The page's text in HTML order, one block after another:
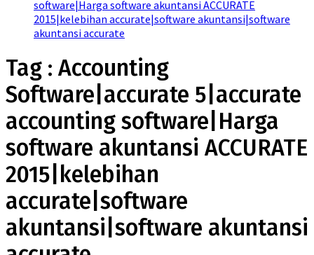
software|Harga software akuntansi ACCURATE
2015|kelebihan accurate|software akuntansi|software
akuntansi accurate
Tag : Accounting
Software|accurate 5|accurate
accounting software|Harga
software akuntansi ACCURATE
2015|kelebihan
accurate|software
akuntansi|software akuntansi